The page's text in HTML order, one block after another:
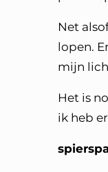
Net
lopen.
mijn
Het is
ik heb